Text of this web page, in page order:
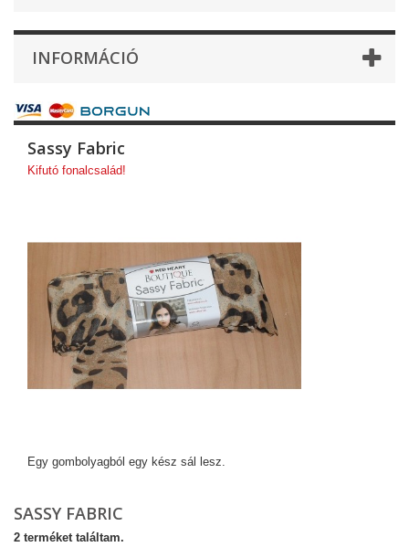
INFORMÁCIÓ
Sassy Fabric
Kifutó fonalcsalád!
Egy gombolyagból egy kész sál lesz.
SASSY FABRIC
2 terméket találtam.